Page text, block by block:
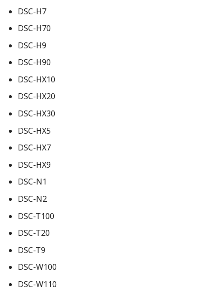
DSC-H7
DSC-H70
DSC-H9
DSC-H90
DSC-HX10
DSC-HX20
DSC-HX30
DSC-HX5
DSC-HX7
DSC-HX9
DSC-N1
DSC-N2
DSC-T100
DSC-T20
DSC-T9
DSC-W100
DSC-W110